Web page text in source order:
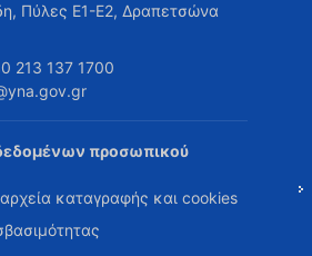
Πύλες Ε1-Ε2, Δραπετσώνα
213 137 1700
προσωπικού
αρχεία καταγραφής και cookies